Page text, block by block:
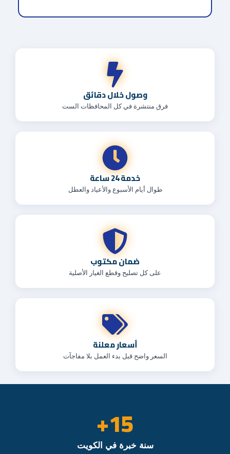
وصول خلال دقائق
فرق منتشرة في كل المحافظات الست
خدمة 24 ساعة
طوال أيام الأسبوع والأعياد والعطل
ضمان مكتوب
على كل تصليح وقطع الغيار الأصلية
أسعار معلنة
السعر واضح قبل بدء العمل بلا مفاجآت
سنة خبرة في الكويت
15
+